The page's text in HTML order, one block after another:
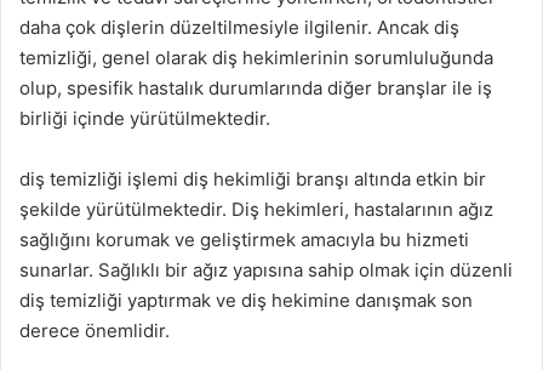
daha çok dişlerin düzeltilmesiyle ilgilenir. Ancak diş
temizliği, genel olarak diş hekimlerinin sorumluluğunda
olup, spesifik hastalık durumlarında diğer branşlar ile iş
birliği içinde yürütülmektedir.
diş temizliği işlemi diş hekimliği branşı altında etkin bir
şekilde yürütülmektedir. Diş hekimleri, hastalarının ağız
sağlığını korumak ve geliştirmek amacıyla bu hizmeti
sunarlar. Sağlıklı bir ağız yapısına sahip olmak için düzenli
diş temizliği yaptırmak ve diş hekimine danışmak son
derece önemlidir.